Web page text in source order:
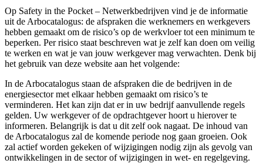
Op Safety in the Pocket – Netwerkbedrijven vind je de informatie
uit de Arbocatalogus: de afspraken die werknemers en werkgevers
hebben gemaakt om de risico’s op de werkvloer tot een minimum te
beperken. Per risico staat beschreven wat je zelf kan doen om veilig
te werken en wat je van jouw werkgever mag verwachten. Denk bij
het gebruik van deze website aan het volgende:
In de Arbocatalogus staan de afspraken die de bedrijven in de
energiesector met elkaar hebben gemaakt om risico’s te
verminderen. Het kan zijn dat er in uw bedrijf aanvullende regels
gelden. Uw werkgever of de opdrachtgever hoort u hierover te
informeren. Belangrijk is dat u dit zelf ook nagaat. De inhoud van
de Arbocatalogus zal de komende periode nog gaan groeien. Ook
zal actief worden gekeken of wijzigingen nodig zijn als gevolg van
ontwikkelingen in de sector of wijzigingen in wet- en regelgeving.